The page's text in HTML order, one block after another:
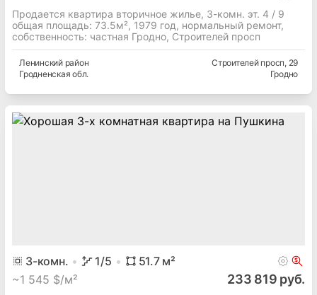
Продается квартира вторичное жилье, 3-комн. эт. 4 / 9
общая площадь: 73.5м², 1979 год, нормальный ремонт,
собственность: частная Гродно, Строителей просп
Ленинскийрайон
Гродненская обл.
Строителей просп, 29
Гродно
3-комн. 1/5 51.7м²
~1 545 $/м² 233 819 руб.